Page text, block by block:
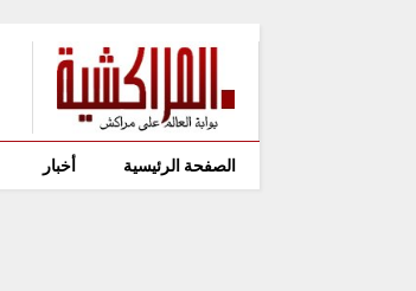
الصفحة الرئيسية أخبار